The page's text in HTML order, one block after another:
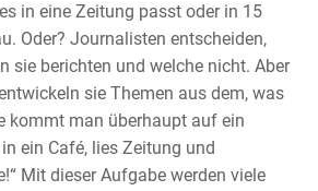
in eine Zeitung passt oder in 15
Oder? Journalisten entscheiden,
sie berichten und welche nicht. Aber
sie Themen aus dem, was
kommt man überhaupt auf ein
ein Café, lies Zeitung und
Mit dieser Aufgabe werden viele